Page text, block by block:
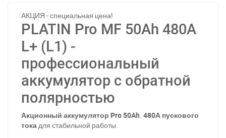
АКЦИЯ - специальная цена!
PLATIN Pro MF 50Ah 480A
L+ (L1) -
профессиональный
аккумулятор с обратной
полярностью
Акционный аккумулятор Pro 50Ah. 480А пускового
токадля стабильной работы.